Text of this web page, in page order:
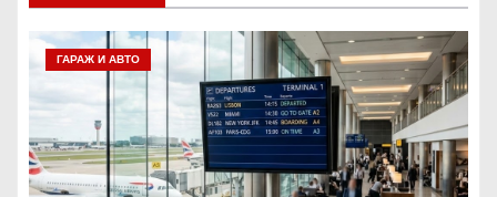
ГАРАЖ И АВТО